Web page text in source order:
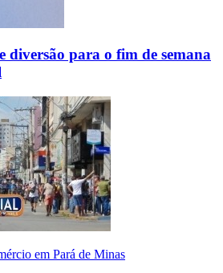
diversão para o fim de semana
em Pará de Minas